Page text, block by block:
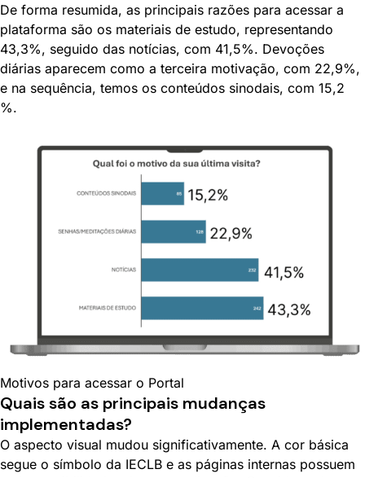
De forma resumida, as principais razões para acessar a
plataforma são os materiais de estudo, representando
43,3%, seguido das notícias, com 41,5%. Devoções
diárias aparecem como a terceira motivação, com 22,9%,
e na sequência, temos os conteúdos sinodais, com 15,2
%.
Motivos para acessar o Portal
Quais são as principais mudanças
implementadas?
O aspecto visual mudou significativamente. A cor básica
segue o símbolo da IECLB e as páginas internas possuem